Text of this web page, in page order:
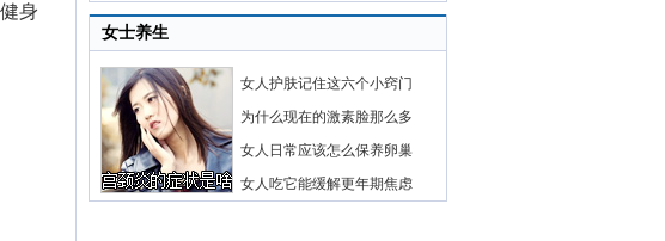
身
女士养生
女人护肤记住这六个小窍门
为什么现在的激素脸那么多
女人日常应该怎么保养卵巢
女人吃它能缓解更年期焦虑